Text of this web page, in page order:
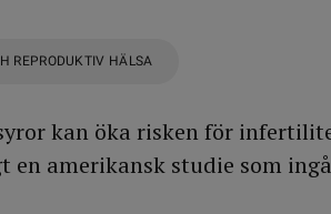
REPRODUKTIV HÄLSA
kan öka risken för
en amerikansk studie som